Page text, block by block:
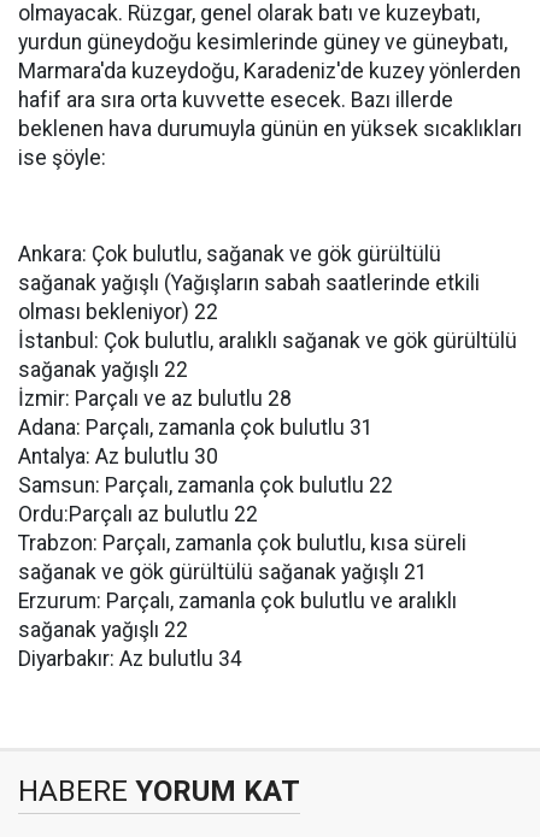
olmayacak. Rüzgar, genel olarak batı ve kuzeybatı,
yurdun güneydoğu kesimlerinde güney ve güneybatı,
Marmara'da kuzeydoğu, Karadeniz'de kuzey yönlerden
hafif ara sıra orta kuvvette esecek. Bazı illerde
beklenen hava durumuyla günün en yüksek sıcaklıkları
ise şöyle:
Ankara: Çok bulutlu, sağanak ve gök gürültülü
sağanak yağışlı (Yağışların sabah saatlerinde etkili
olması bekleniyor) 22
İstanbul: Çok bulutlu, aralıklı sağanak ve gök gürültülü
sağanak yağışlı 22
İzmir: Parçalı ve az bulutlu 28
Adana: Parçalı, zamanla çok bulutlu 31
Antalya: Az bulutlu 30
Samsun: Parçalı, zamanla çok bulutlu 22
Ordu:Parçalı az bulutlu 22
Trabzon: Parçalı, zamanla çok bulutlu, kısa süreli
sağanak ve gök gürültülü sağanak yağışlı 21
Erzurum: Parçalı, zamanla çok bulutlu ve aralıklı
sağanak yağışlı 22
Diyarbakır: Az bulutlu 34
HABERE YORUM KAT